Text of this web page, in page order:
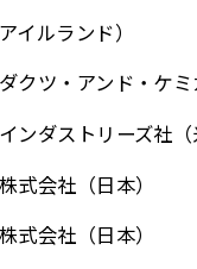
イルランド）
クツ・アンド・ケミ
ンダストリーズ社（
式会社（日本）
式会社（日本）